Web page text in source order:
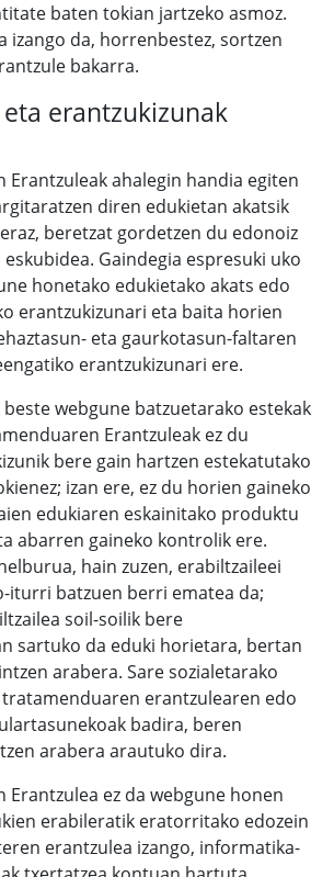
baten tokian jartzeko asmoz.
izango da, horrenbestez, sortzen
bakarra.
erantzukizunak
Erantzuleak ahalegin handia egiten
diren edukietan akatsik
beretzat gordetzen du edonoiz
Gaindegia espresuki uko
honetako edukietako akats edo
erantzukizunari eta baita horien
eta gaurkotasun-faltaren
erantzukizunari ere.
webgune batzuetarako estekak
Erantzuleak ez du
bere gain hartzen estekatutako
izan ere, ez du horien gaineko
edukiaren eskainitako produktu
abarren gaineko kontrolik ere.
hain zuzen, erabiltzaileei
iturri batzuen berri ematea da;
soil-soilik bere
sartuko da eduki horietara, bertan
arabera. Sare sozialetarako
tratamenduaren erantzulearen edo
badira, beren
arabera arautuko dira.
ez da webgune honen
erabileratik eratorritako edozein
erantzulea izango, informatika-